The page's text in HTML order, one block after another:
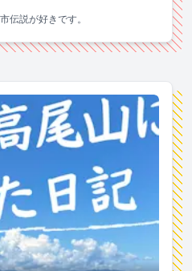
伝説が好きです。